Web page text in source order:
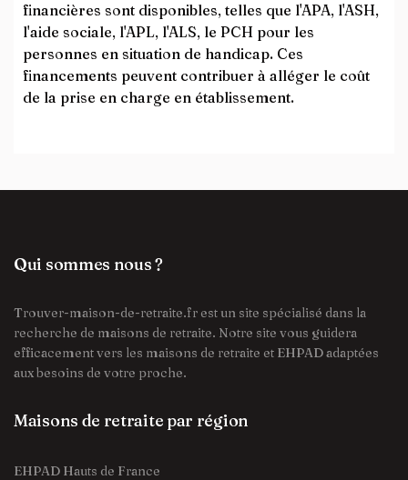
financières sont disponibles, telles que l'APA, l'ASH,
l'aide sociale, l'APL, l'ALS, le PCH pour les
personnes en situation de handicap. Ces
financements peuvent contribuer à alléger le coût
de la prise en charge en établissement.
Qui sommes nous ?
Trouver-maison-de-retraite.fr est un site spécialisé dans la
recherche de maisons de retraite. Notre site vous guidera
efficacement vers les maisons de retraite et EHPAD adaptées
aux besoins de votre proche.
Maisons de retraite par région
EHPAD Hauts de France